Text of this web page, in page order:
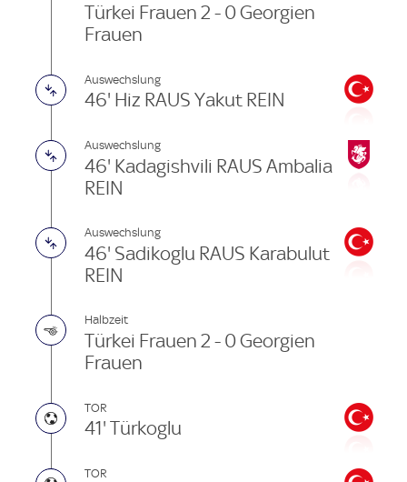
Türkei Frauen 2 - 0 Georgien
Frauen
Auswechslung
46' Hiz RAUS Yakut REIN
Auswechslung
46' Kadagishvili RAUS Ambalia
REIN
Auswechslung
46' Sadikoglu RAUS Karabulut
REIN
Halbzeit
Türkei Frauen 2 - 0 Georgien
Frauen
TOR
41' Türkoglu
TOR